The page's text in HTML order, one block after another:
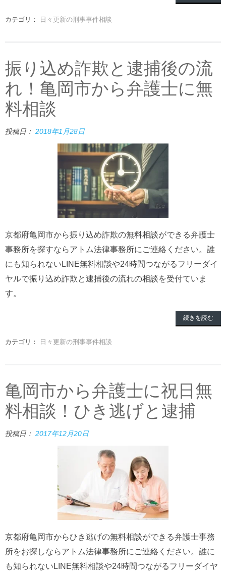
カテゴリ： 日々更新の刑事事件相談
振り込め詐欺と逮捕後の流
れ！亀岡市から弁護士に無
料相談
投稿日： 2018年1月28日
京都府亀岡市から振り込め詐欺の無料相談ができる弁護士
事務所を探すならアトム法律事務所にご連絡ください。誰
にも知られないLINE無料相談や24時間つながるフリーダイ
ヤルで振り込め詐欺と逮捕後の流れの相談を受付ていま
す。
続きを読む
カテゴリ： 日々更新の刑事事件相談
亀岡市から弁護士に祝日無
料相談！ひき逃げと逮捕
投稿日： 2017年12月20日
京都府亀岡市からひき逃げの無料相談ができる弁護士事務
所をお探しならアトム法律事務所にご連絡ください。誰に
も知られないLINE無料相談や24時間つながるフリーダイヤ